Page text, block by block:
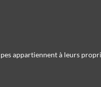
appartiennent à leurs